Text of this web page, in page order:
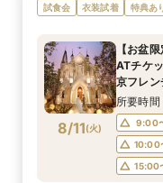
試食会 衣装試着 特典あ
8/11(火)
【お盆
ATチケ
京フレン
示付き
所要時
9:00
10:00
15:00